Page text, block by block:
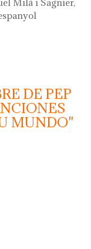
- argentona
DE PEP
MUNDO"